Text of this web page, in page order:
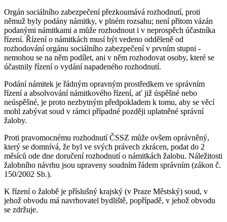
Orgán sociálního zabezpečení přezkoumává rozhodnutí, proti
němuž byly podány námitky, v plném rozsahu; není přitom vázán
podanými námitkami a může rozhodnout i v neprospěch účastníka
řízení. Řízení o námitkách musí být vedeno odděleně od
rozhodování orgánu sociálního zabezpečení v prvním stupni -
nemohou se na něm podílet, ani v něm rozhodovat osoby, které se
účastnily řízení o vydání napadeného rozhodnutí.
Podání námitek je řádným opravným prostředkem ve správním
řízení a absolvování námitkového řízení, ať již úspěšné nebo
neúspěšné, je proto nezbytným předpokladem k tomu, aby se věcí
mohl zabývat soud v rámci případné později uplatněné správní
žaloby.
Proti pravomocnému rozhodnutí ČSSZ může ovšem oprávněný,
který se domnívá, že byl ve svých právech zkrácen, podat do 2
měsíců ode dne doručení rozhodnutí o námitkách žalobu. Náležitosti
žalobního návrhu jsou upraveny soudním řádem správním (zákon č.
150/2002 Sb.).
K řízení o žalobě je příslušný krajský (v Praze Městský) soud, v
jehož obvodu má navrhovatel bydliště, popřípadě, v jehož obvodu
se zdržuje.